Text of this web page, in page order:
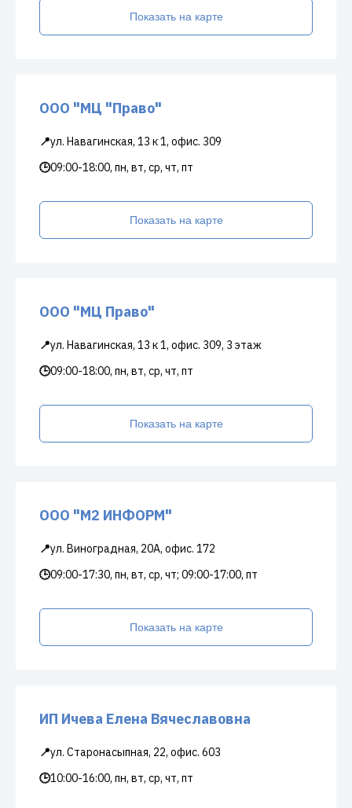
Показать на карте
ООО "МЦ "Право"
📍ул. Навагинская, 13 к 1, офис. 309
🕒09:00-18:00, пн, вт, ср, чт, пт
Показать на карте
ООО "МЦ Право"
📍ул. Навагинская, 13 к 1, офис. 309, 3 этаж
🕒09:00-18:00, пн, вт, ср, чт, пт
Показать на карте
ООО "М2 ИНФОРМ"
📍ул. Виноградная, 20А, офис. 172
🕒09:00-17:30, пн, вт, ср, чт; 09:00-17:00, пт
Показать на карте
ИП Ичева Елена Вячеславовна
📍ул. Старонасыпная, 22, офис. 603
🕒10:00-16:00, пн, вт, ср, чт, пт